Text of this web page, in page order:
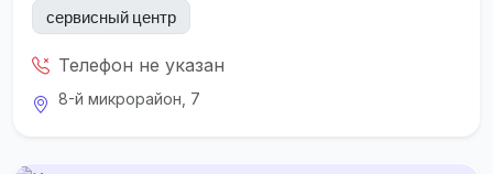
сервисный центр
Телефон не указан
8-й микрорайон, 7